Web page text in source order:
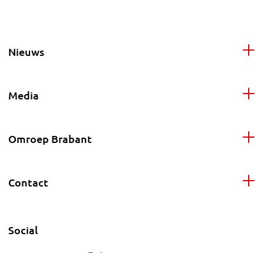
Nieuws
Media
Omroep Brabant
Contact
Social